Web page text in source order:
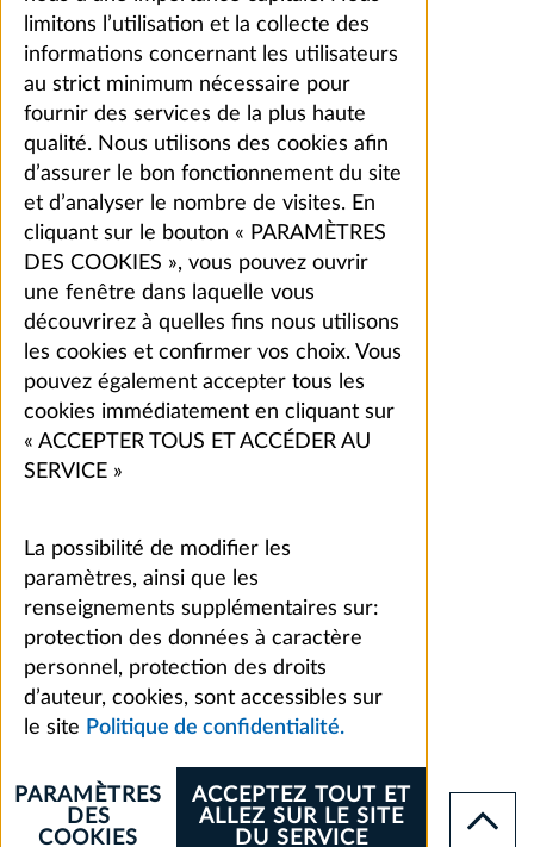
limitons l’utilisation et la collecte des
informations concernant les utilisateurs
au strict minimum nécessaire pour
fournir des services de la plus haute
qualité. Nous utilisons des cookies afin
d’assurer le bon fonctionnement du site
et d’analyser le nombre de visites. En
cliquant sur le bouton « PARAMÈTRES
DES COOKIES », vous pouvez ouvrir
une fenêtre dans laquelle vous
découvrirez à quelles fins nous utilisons
les cookies et confirmer vos choix. Vous
pouvez également accepter tous les
cookies immédiatement en cliquant sur
« ACCEPTER TOUS ET ACCÉDER AU
SERVICE »
La possibilité de modifier les
paramètres, ainsi que les
renseignements supplémentaires sur:
protection des données à caractère
personnel, protection des droits
d’auteur, cookies, sont accessibles sur
le site Politique de confidentialité.
ACCEPTEZ TOUT ET
ALLEZ SUR LE SITE
DU SERVICE
PARAMÈTRES
DES
COOKIES